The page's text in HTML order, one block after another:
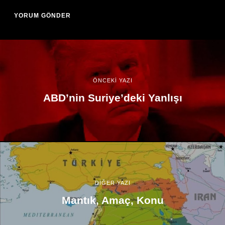
ÖNCEKİ YAZI
ABD’nin Suriye’deki Yanlışı
DİĞER YAZI
Mantık, Amaç, Konu